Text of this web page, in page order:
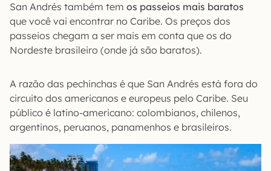
San Andrés também tem os passeios mais baratos
que você vai encontrar no Caribe. Os preços dos
passeios chegam a ser mais em conta que os do
Nordeste brasileiro (onde já são baratos).
A razão das pechinchas é que San Andrés está fora do
circuito dos americanos e europeus pelo Caribe. Seu
público é latino-americano: colombianos, chilenos,
argentinos, peruanos, panamenhos e brasileiros.